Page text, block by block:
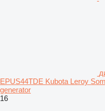
EPUS44TDE Kubota Leroy
generator
16